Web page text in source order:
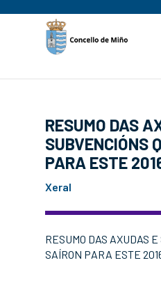
RESUMO DAS
SUBVENCIÓNS
PARA ESTE
Xeral
RESUMO DAS AXUDAS
SAÍRON PARA ESTE